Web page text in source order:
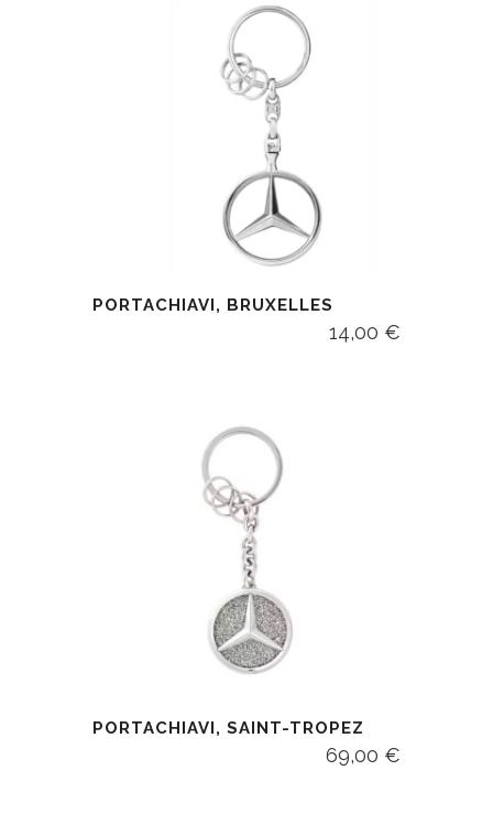
PORTACHIAVI, BRUXELLES
14,00 €
PORTACHIAVI, SAINT-TROPEZ
69,00 €